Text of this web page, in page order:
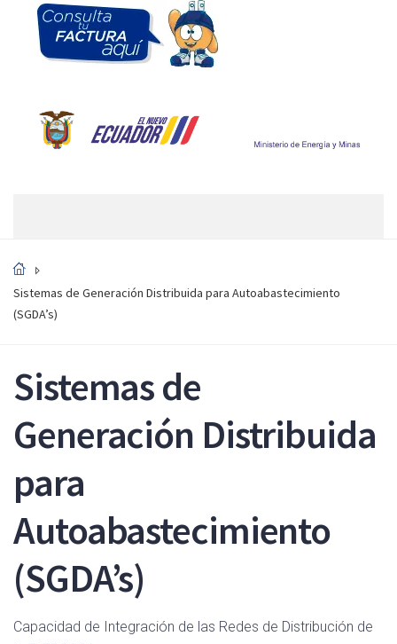
Sistemas de Generación Distribuida para Autoabastecimiento
(SGDA’s)
Sistemas de
Generación Distribuida
para
Autoabastecimiento
(SGDA’s)
Capacidad de Integración de las Redes de Distribución de